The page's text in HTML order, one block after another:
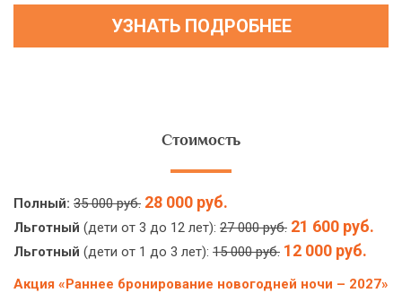
Стоимость
Полный: 35 000 руб. 28 000 руб.
Льготный (дети от 3 до 12 лет): 27 000 руб. 21 600 руб.
Льготный (дети от 1 до 3 лет): 15 000 руб. 12 000 руб.
Акция «Раннее бронирование новогодней ночи – 2027»